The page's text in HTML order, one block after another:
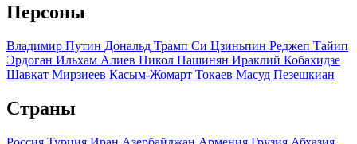
Персоны
Владимир Путин Дональд Трамп Си Цзиньпин Реджеп Тайип
Эрдоган Ильхам Алиев Никол Пашинян Ираклий Кобахидзе
Шавкат Мирзиеев Касым-Жомарт Токаев Масуд Пезешкиан
Страны